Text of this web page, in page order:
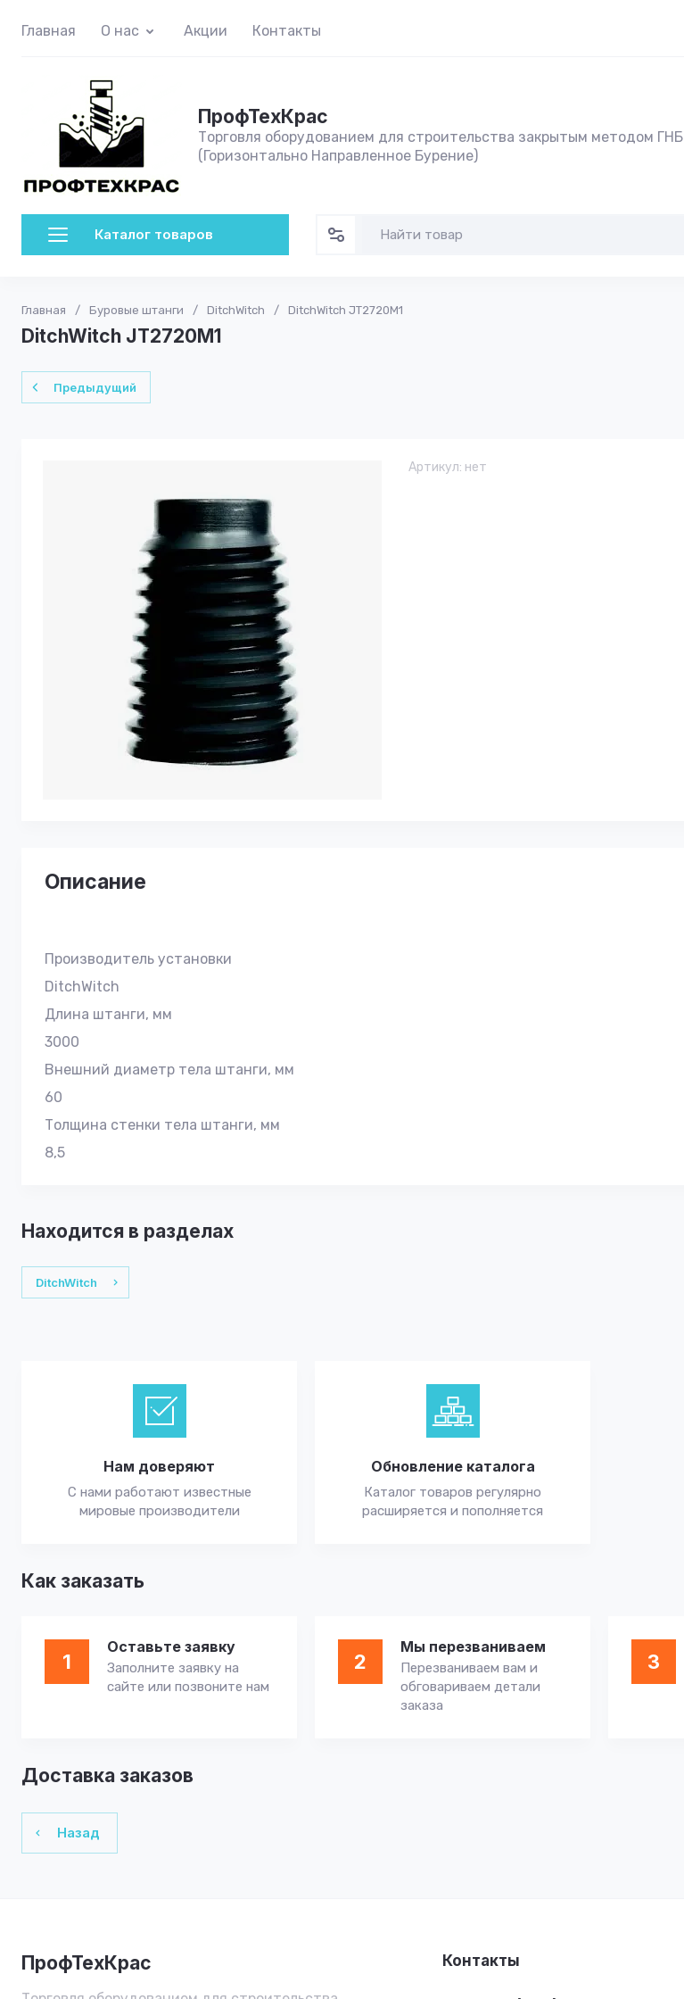
Главная О нас Акции Контакты
ПрофТехКрас
Торговля оборудованием для строительства закрытым методом ГНБ
(Горизонтально Направленное Бурение)
Каталог товаров
Главная / Буровые штанги / DitchWitch / DitchWitch JT2720M1
DitchWitch JT2720M1
Предыдущий
Артикул: нет
Описание
Производитель установки
DitchWitch
Длина штанги, мм
3000
Внешний диаметр тела штанги, мм
60
Толщина стенки тела штанги, мм
8,5
Находится в разделах
DitchWitch
Нам доверяют
С нами работают известные
мировые производители
Обновление каталога
Каталог товаров регулярно
расширяется и пополняется
Как заказать
1
Оставьте заявку
Заполните заявку на
сайте или позвоните нам
2
Мы перезваниваем
Перезваниваем вам и
обговариваем детали
заказа
3
Доставка заказов
Назад
ПрофТехКрас Контакты